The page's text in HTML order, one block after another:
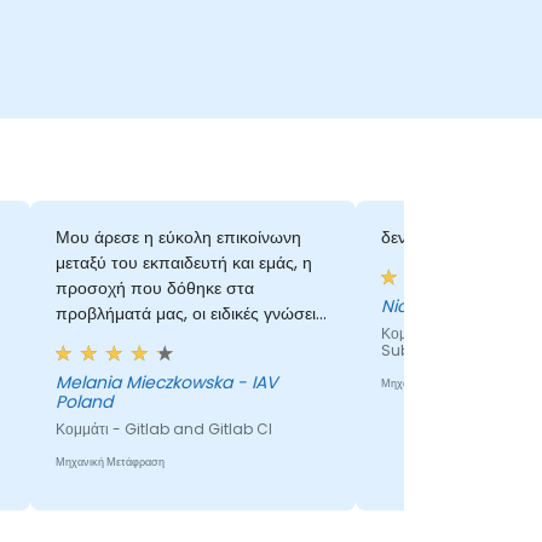
Μου άρεσε η εύκολη επικοίνωνη
μεταξύ του εκπαιδευτή και εμάς, η
προσοχή που δόθηκε στα
προβλήματά μας, οι ειδικές γνώσεις
και το επιπλέον χορηγούμενο
γνώσεις στις απαντήσεις στις
ερωτήσεις μας. Μου άρεσε το
ρυθμός, δεν φάνηκε ποτέ σπουδαιό,
ακόμη και με τα τεχνικά
προβλήματα. Κάθε θέμα εξετάστηκε
Melania Mieczkowska - IAV
Poland
Κομμάτι - Gitlab and Gitlab CI
Μηχανική Μετάφραση
δεν είναι κανονική
Κομμάτι - Git for
Subversion
Μηχανική Μετάφραση